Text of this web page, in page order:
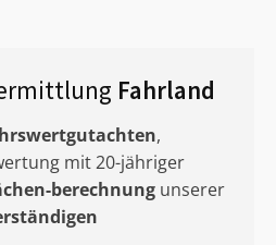
Fahrland
,
mit 20-jähriger
berechnung unserer